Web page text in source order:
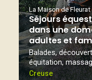
La Maison de Fleurat
Séjours
dans une
adultes et
Balades,
équitation,
Creuse